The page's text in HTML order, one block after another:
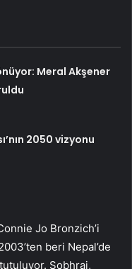
Meral Akşener
2050 vizyonu
Jo Bronzich’i
beri Nepal’de
Sobhraj,